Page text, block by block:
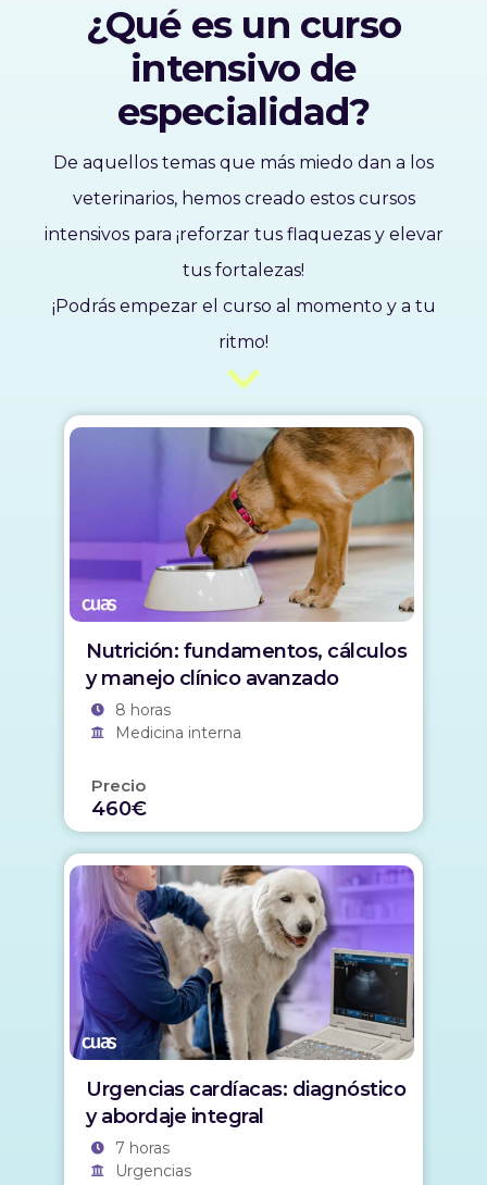
¿Qué es un curso
intensivo de
especialidad?
De aquellos temas que más miedo dan a los
veterinarios, hemos creado estos cursos
intensivos para ¡reforzar tus flaquezas y elevar
tus fortalezas!
¡Podrás empezar el curso al momento y a tu
ritmo!
Nutrición: fundamentos, cálculos
y manejo clínico avanzado
8 horas
Medicina interna
Precio
460€
Urgencias cardíacas: diagnóstico
y abordaje integral
7 horas
Urgencias